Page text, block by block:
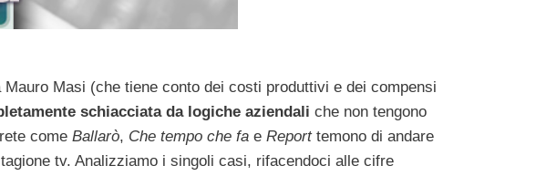
Masi (che tiene conto dei costi produttivi e dei compensi
schiacciata da logiche aziendali che non tengono
come Ballarò, Che tempo che fa e Reporttemono di andare
tv. Analizziamo i singoli casi, rifacendoci alle cifre